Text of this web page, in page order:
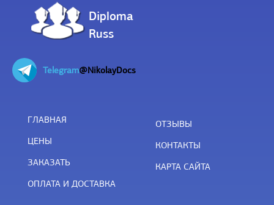
Diploma
Russ
Telegram@NikolayDocs
ГЛАВНАЯ
ЦЕНЫ
ЗАКАЗАТЬ
ОПЛАТА И ДОСТАВКА
ОТЗЫВЫ
КОНТАКТЫ
КАРТА САЙТА